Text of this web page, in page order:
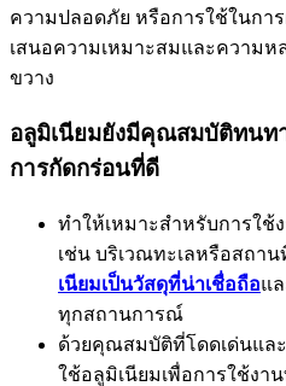
ความปลอดภัย หรือการใช้ในกา
เสนอความเหมาะสมและความห
ขวาง
อลูมิเนียมยังมีคุณสมบัติทนท
การกัดกร่อนที่ดี
ทำให้เหมาะสำหรับการใ
เช่น บริเวณทะเลหรือสถา
เนียมเป็นวัสดุที่น่าเชื่อถือแ
ทุกสถานการณ์
ด้วยคุณสมบัติที่โดดเด่นแล
ใช้อลูมิเนียมเพื่อการใช้ง